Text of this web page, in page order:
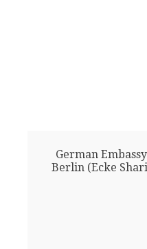
German
Berlin (Ecke